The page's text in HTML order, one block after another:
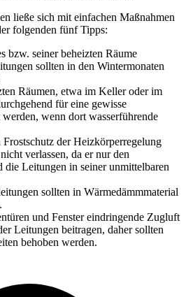
ließe sich mit einfachen Maßnahmen
folgenden fünf Tipps:
bzw. seiner beheizten Räume
sollten in den Wintermonaten
Räumen, etwa im Keller oder im
für eine gewisse
wenn dort wasserführende
der Heizkörperregelung
verlassen, da er nur den
die Leitungen in seiner unmittelbaren
sollten in Wärmedämmmaterial
und Fenster eindringende Zugluft
Leitungen beitragen, daher sollten
behoben werden.